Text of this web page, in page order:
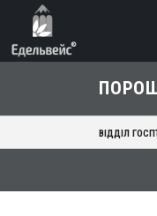
ВІДДІЛ